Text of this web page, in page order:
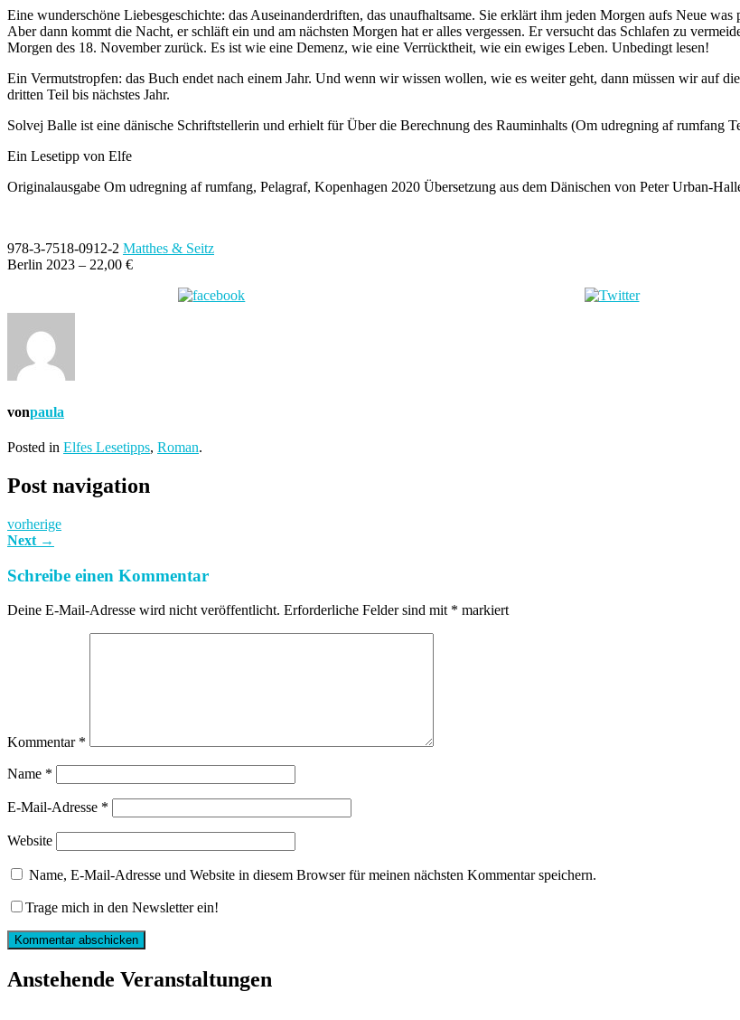
Eine wunderschöne Liebesgeschichte: das Auseinanderdriften, das unaufhaltsame. Sie erklärt ihm jeden Morgen aufs Neue
Aber dann kommt die Nacht, er schläft ein und am nächsten Morgen hat er alles vergessen. Er versucht das Schlafen zu
Morgen des 18. November zurück. Es ist wie eine Demenz, wie eine Verrücktheit, wie ein ewiges Leben. Unbedingt lesen!
Ein Vermutstropfen: das Buch endet nach einem Jahr. Und wenn wir wissen wollen, wie es weiter geht, dann müssen wir auf
dritten Teil bis nächstes Jahr.
Solvej Balle ist eine dänische Schriftstellerin und erhielt für Über die Berechnung des Rauminhalts (Om udregning af rumfang
Ein Lesetipp von Elfe
Originalausgabe Om udregning af rumfang, Pelagraf, Kopenhagen 2020 Übersetzung aus dem Dänischen von Peter Urban-
978-3-7518-0912-2 Matthes & Seitz
Berlin 2023 – 22,00 €
vonpaula
Posted in Elfes Lesetipps, Roman.
Post navigation
vorherige
Next →
Schreibe einen Kommentar
Deine E-Mail-Adresse wird nicht veröffentlicht. Erforderliche Felder sind mit * markiert
Kommentar *
Name *
E-Mail-Adresse *
Website
Name, E-Mail-Adresse und Website in diesem Browser für meinen nächsten Kommentar speichern.
Trage mich in den Newsletter ein!
Anstehende Veranstaltungen